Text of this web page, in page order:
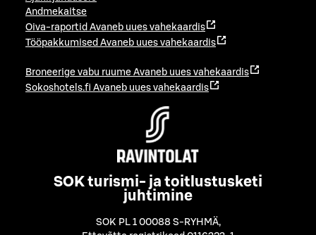
Andmekaitse
Oiva-raportid Avaneb uues vahekaardis
Tööpakkumised Avaneb uues vahekaardis
Broneerige vabu ruume Avaneb uues vahekaardis
Sokoshotels.fi Avaneb uues vahekaardis
SOK turismi- ja toitlustusketi
juhtimine
SOK PL 1 00088 S-RYHMÄ,